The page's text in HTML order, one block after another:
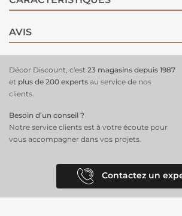
AVIS
Décor Discount, c'est 23 magasins depuis 1987
et plus de 200 experts au service de nos
clients.
Besoin d’un conseil ?
Notre service clients est à votre écoute pour
vous accompagner dans vos projets.
Contactez un